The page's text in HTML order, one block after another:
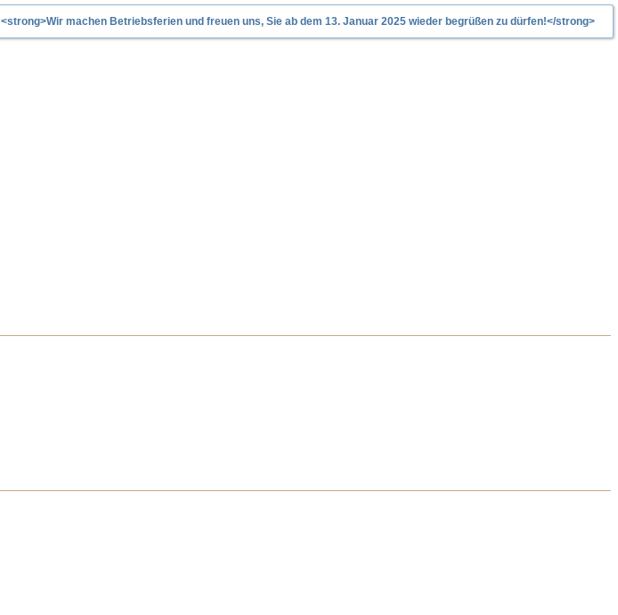
<strong>Wir machen Betriebsferien und freuen uns, Sie ab dem 13. Januar 2025 wieder begrüßen zu dürfen!</strong>